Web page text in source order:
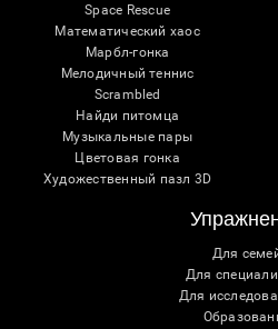
Space Rescue
Математический хаос
Марбл-гонка
Мелодичный теннис
Scrambled
Найди питомца
Музыкальные пары
Цветовая гонка
Художественный пазл 3D
Для
Для
Для